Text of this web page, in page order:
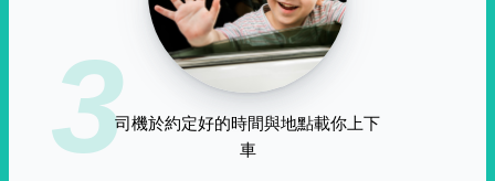
3司機於約定好的時間與地點載你上下
車